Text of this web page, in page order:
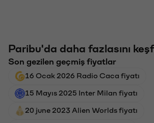
Paribu'da daha fazlasını
Son gezilen geçmiş fiyatlar
16 Ocak 2026 Radio Caca fiyatı
15 Mayıs 2025 Inter Milan fiyatı
20 june 2023 Alien Worlds fiyatı